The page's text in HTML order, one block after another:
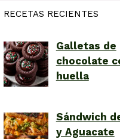
RECETAS RECIENTES
Galletas de
chocolate
huella
Sándwich
y Aguacate